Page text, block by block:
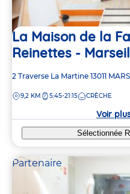
La Maison de la
Reinettes -
Adresse
la
2 Traverse La Martine 13011
DISTANCE
9,2 KM 5:45-21:15 CRÈCHE
Voir
Sélectionnée
Partenaire